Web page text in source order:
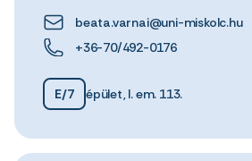
beata.varnai@uni-miskolc.hu
+36-70/492-0176
E/7 épület, I. em. 113.